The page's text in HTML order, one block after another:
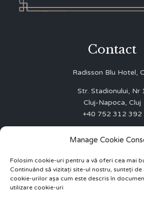
Manage Cookie
Folosim cookie-uri pentru a vă oferi cea mai
Continuând să vizitați site-ul nostru, sunteți
cookie-urilor așa cum este descris în
utilizare cookie-uri
Contact
Radisson Blu Hotel,
Str. Stadionului, Nr
Cluj-Napoca, Cluj
+40 752 312 392
J12/3003/
CUI 35075642
ANPC 0219551